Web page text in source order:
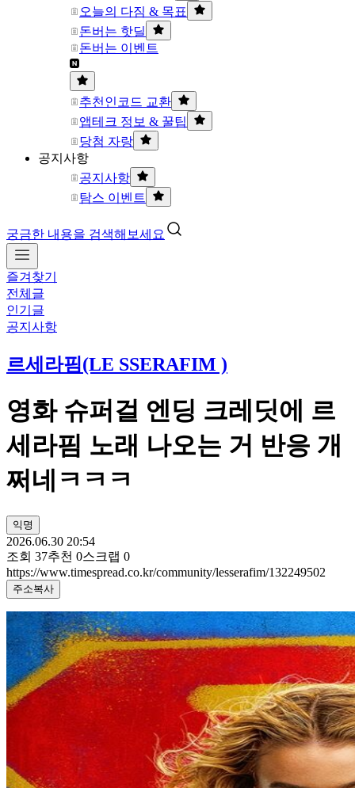
오늘의 다짐 & 목표
돈버는 핫딜
돈버는 이벤트
추천인코드 교환
앱테크 정보 & 꿀팁
당첨 자랑
공지사항
공지사항
탐스 이벤트
궁금한 내용을 검색해보세요
즐겨찾기
전체글
인기글
공지사항
르세라핌(LE SSERAFIM )
영화 슈퍼걸 엔딩 크레딧에 르
세라핌 노래 나오는 거 반응 개
쩌네ㅋㅋㅋ
익명
2026.06.30 20:54
조회 37추천 0스크랩 0
https://www.timespread.co.kr/community/lesserafim/132249502
주소복사